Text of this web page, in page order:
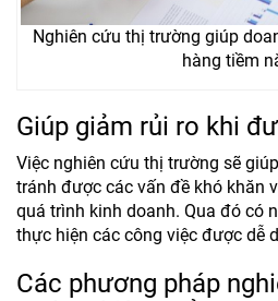
Nghiên cứu thị trường giúp
hàng tiềm
Giúp giảm rủi ro khi
Việc nghiên cứu thị trường sẽ
tránh được các vấn đề khó khăn
quá trình kinh doanh. Qua đó có
thực hiện các công việc được dễ
Các phương pháp